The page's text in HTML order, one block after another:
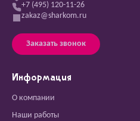
+7 (495) 120-11-26
zakaz@sharkom.ru
Заказать звонок
Информация
О компании
Наши работы